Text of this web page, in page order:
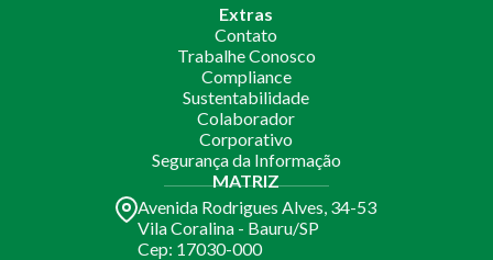
Extras
Contato
Trabalhe Conosco
Compliance
Sustentabilidade
Colaborador
Corporativo
Segurança da Informação
MATRIZ
Avenida Rodrigues Alves, 34-53
Vila Coralina - Bauru/SP
Cep: 17030-000